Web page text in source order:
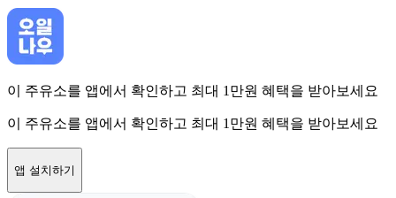
이 주유소를 앱에서 확인하고 최대 1만원 혜택을 받아보세요
이 주유소를 앱에서 확인하고 최대 1만원 혜택을 받아보세요
앱 설치하기